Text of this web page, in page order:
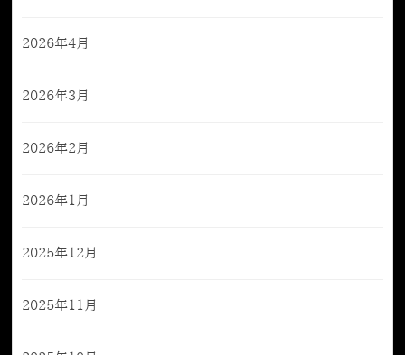
2026年4月
2026年3月
2026年2月
2026年1月
2025年12月
2025年11月